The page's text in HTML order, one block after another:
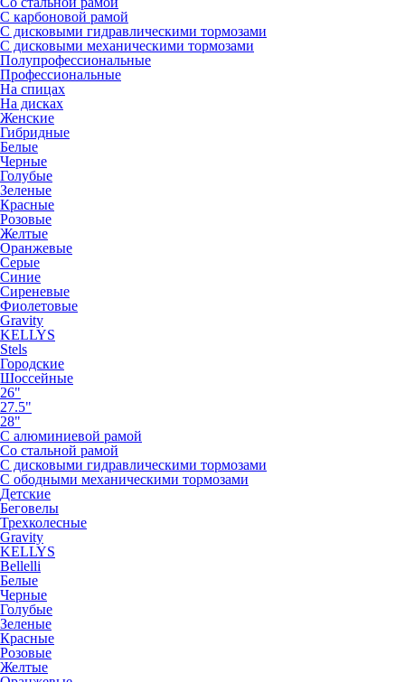
С карбоновой рамой
С дисковыми гидравлическими тормозами
С дисковыми механическими тормозами
Полупрофессиональные
Профессиональные
На спицах
На дисках
Женские
Гибридные
Белые
Черные
Голубые
Зеленые
Красные
Розовые
Желтые
Оранжевые
Серые
Синие
Сиреневые
Фиолетовые
Gravity
KELLYS
Stels
Городские
Шоссейные
26"
27.5"
28"
С алюминиевой рамой
Со стальной рамой
С дисковыми гидравлическими тормозами
С ободными механическими тормозами
Детские
Беговелы
Трехколесные
Gravity
KELLYS
Bellelli
Белые
Черные
Голубые
Зеленые
Красные
Розовые
Желтые